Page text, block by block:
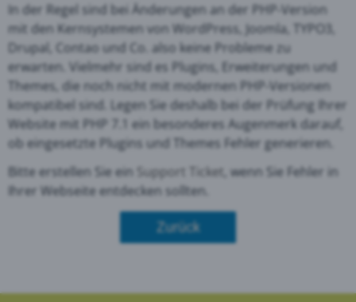
In der Regel sind bei Änderungen an der PHP-Version
mit den Kernsystemen von WordPress, Joomla, TYPO3,
Drupal, Contao und Co. also keine Probleme zu
erwarten. Vielmehr sind es Plugins, Erweiterungen und
Themes, die noch nicht mit modernen PHP-Versionen
kompatibel sind. Legen Sie deshalb bei der Prüfung Ihrer
Website mit PHP 7.1 ein besonderes Augenmerk darauf,
ob eingesetzte Plugins und Themes Fehler generieren.
Bitte erstellen Sie ein
Support Ticket , wenn Sie Fehler in
Ihrer Webseite entdecken sollten.
Zurück